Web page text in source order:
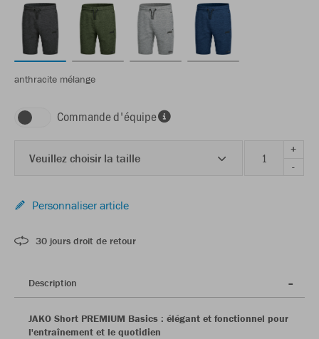
anthracite mélange
Commande d'équipe
Veuillez choisir la taille
+
-
Personnaliser article
30 jours droit de retour
Description
JAKO Short PREMIUM Basics : élégant et fonctionnel pour
l'entraînement et le quotidien